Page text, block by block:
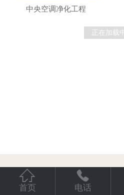
中央空调净化工程
正在加载

首页

电话